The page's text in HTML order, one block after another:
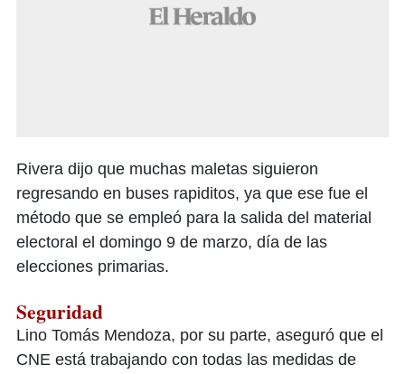
Rivera dijo que muchas maletas siguieron
regresando en buses rapiditos, ya que ese fue el
método que se empleó para la salida del material
electoral el domingo 9 de marzo, día de las
elecciones primarias.
Seguridad
Lino Tomás Mendoza, por su parte, aseguró que el
CNE está trabajando con todas las medidas de